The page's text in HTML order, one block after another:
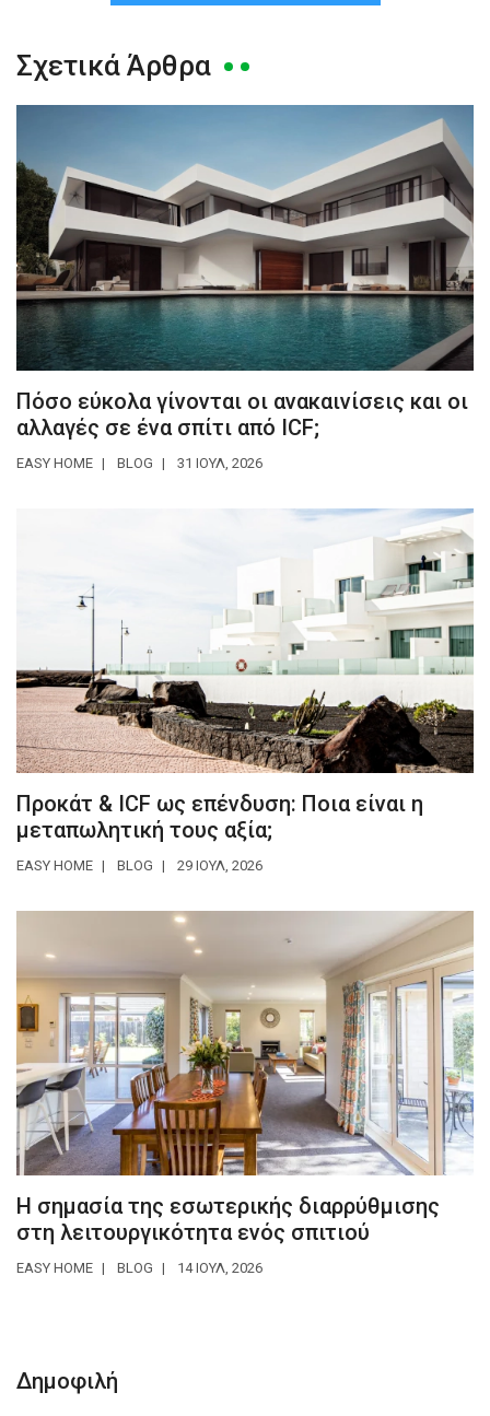
Σχετικά Άρθρα
Πόσο εύκολα γίνονται οι ανακαινίσεις και οι
αλλαγές σε ένα σπίτι από ICF;
EASY HOME BLOG 31 ΙΟΥΛ, 2026
Προκάτ & ICF ως επένδυση: Ποια είναι η
μεταπωλητική τους αξία;
EASY HOME BLOG 29 ΙΟΥΛ, 2026
Η σημασία της εσωτερικής διαρρύθμισης
στη λειτουργικότητα ενός σπιτιού
EASY HOME BLOG 14 ΙΟΥΛ, 2026
Δημοφιλή